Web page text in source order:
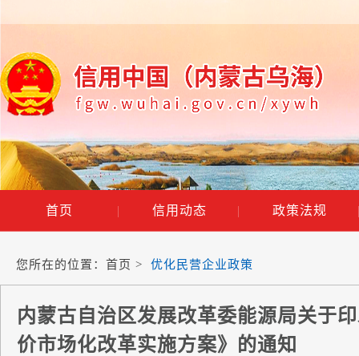
首页 | 信用动态 | 政策法规
您所在的位置： 首页 > 优化民营企业政策
内蒙古自治区发展改革委能源局关于
价市场化改革实施方案》的通知